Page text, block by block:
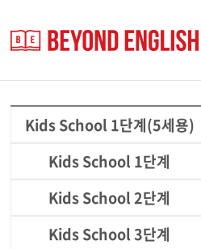
Kids School 1단계(5세용)
Kids School 1단계
Kids School 2단계
Kids School 3단계